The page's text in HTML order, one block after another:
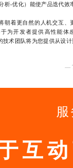
析-优化）能使产品迭代
着更自然的人机交互、
为开发者提供高性能体
术团队将为您提供从设计
—
互